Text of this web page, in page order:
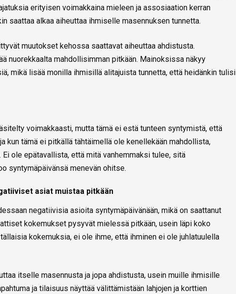
erityisen voimakkaina mieleen ja assosiaation kerran
saattaa alkaa aiheuttaa ihmiselle masennuksen tunnetta.
muutokset kehossa saattavat aiheuttaa ahdistusta.
nuorekkaalta mahdollisimman pitkään. Mainoksissa näkyy
mikä lisää monilla ihmisillä alitajuista tunnetta, että heidänkin tulisi
voimakkaasti, mutta tämä ei estä tunteen syntymistä, että
kun tämä ei pitkällä tähtäimellä ole kenellekään mahdollista,
Ei ole epätavallista, että mitä vanhemmaksi tulee, sitä
syntymäpäivänsä menevän ohitse.
asiat muistaa pitkään
negatiivisia asioita syntymäpäivänään, mikä on saattanut
kokemukset pysyvät mielessä pitkään, usein läpi koko
kokemuksia, ei ole ihme, että ihminen ei ole juhlatuulella
itselle masennusta ja jopa ahdistusta, usein muille ihmisille
ja tilaisuus näyttää välittämistään lahjojen ja korttien